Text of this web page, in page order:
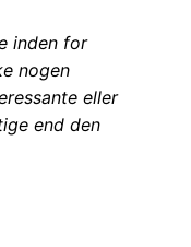
inden for
nogen
eller
end den